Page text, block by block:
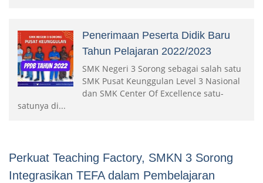
Penerimaan Peserta Didik Baru
Tahun Pelajaran 2022/2023
SMK Negeri 3 Sorong sebagai salah satu
SMK Pusat Keunggulan Level 3 Nasional
dan SMK Center Of Excellence satu-
satunya di...
Perkuat Teaching Factory, SMKN 3 Sorong
Integrasikan TEFA dalam Pembelajaran